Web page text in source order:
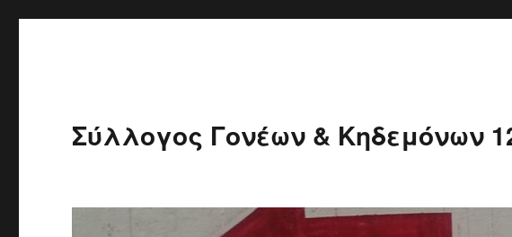
Σύλλογος Γονέων & Κηδεμόνων